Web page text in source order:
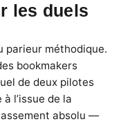
les duels
parieur méthodique.
bookmakers
de deux pilotes
l’issue de la
absolu —